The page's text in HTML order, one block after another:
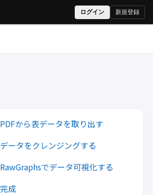
PDFから表データを取り出す
データをクレンジングする
RawGraphsでデータ可視化する
完成